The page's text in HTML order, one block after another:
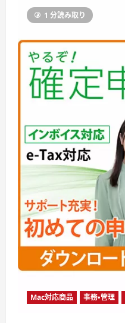
1 分読み取り
Mac対応商品 事務・管理